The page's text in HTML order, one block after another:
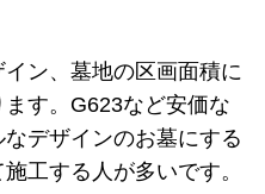
ン、墓地の区画面積に
す。G623など安価な
デザインのお墓にする
工する人が多いです。